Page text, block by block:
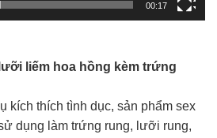
00:17
liếm hoa hồng kèm trứng
kích thích tình dục, sản phẩm sex
dụng làm trứng rung, lưỡi rung,